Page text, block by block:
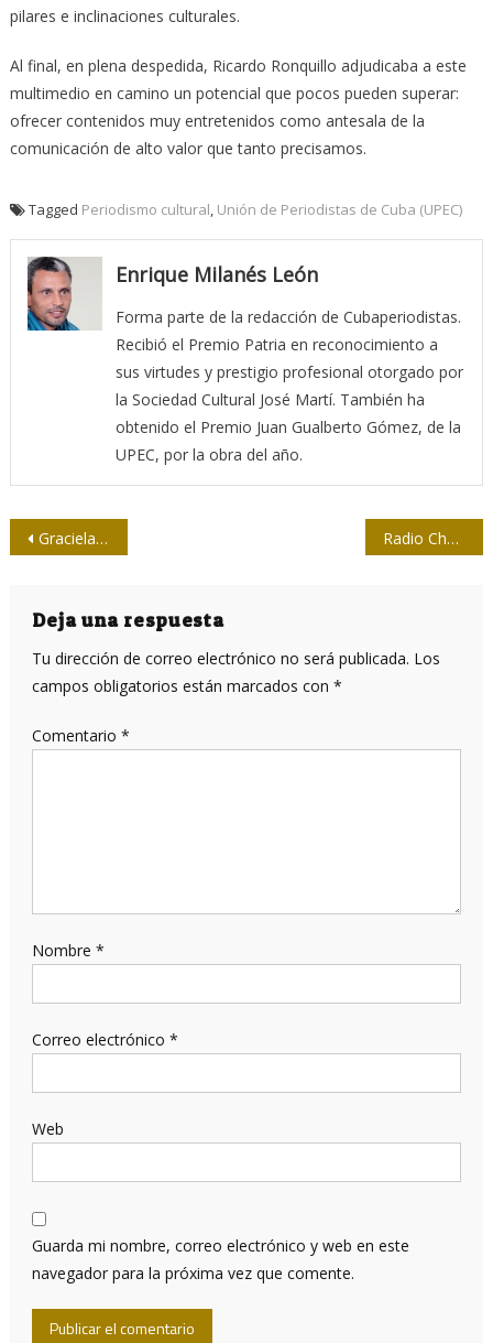
pilares e inclinaciones culturales.
Al final, en plena despedida, Ricardo Ronquillo adjudicaba a este
multimedio en camino un potencial que pocos pueden superar:
ofrecer contenidos muy entretenidos como antesala de la
comunicación de alto valor que tanto precisamos.
Tagged Periodismo cultural Unión de Periodistas de Cuba (UPEC)
Enrique Milanés León
Forma parte de la redacción de Cubaperiodistas.
Recibió el Premio Patria en reconocimiento a
sus virtudes y prestigio profesional otorgado por
la Sociedad Cultural José Martí. También ha
obtenido el Premio Juan Gualberto Gómez, de la
UPEC, por la obra del año.
Navegación
entradas
Graciela Montes: “El libro hoy es revolucionario, es disruptivo” Radio Chambas: 20 años de sonido y tradición
Deja una respuesta
Tu dirección de correo electrónico no será publicada. Los
campos obligatorios están marcados con *
Comentario *
Nombre *
Correo electrónico *
Web
Guarda mi nombre, correo electrónico y web en este
navegador para la próxima vez que comente.